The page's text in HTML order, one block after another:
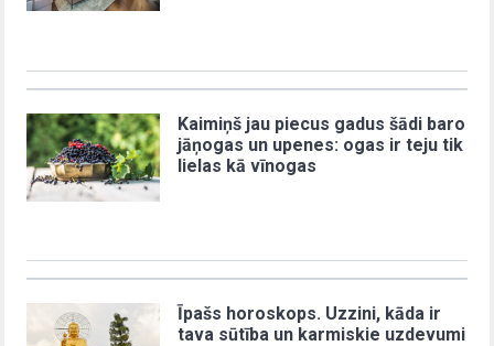
Kaimiņš jau piecus gadus šādi baro
jāņogas un upenes: ogas ir teju tik
lielas kā vīnogas
Īpašs horoskops. Uzzini, kāda ir
tava sūtība un karmiskie uzdevumi